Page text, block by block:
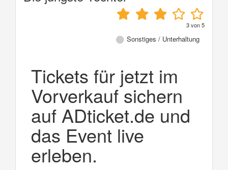
3von5
Sonstiges / Unterhaltung
Tickets für jetzt im
Vorverkauf sichern
auf ADticket.de und
das Event live
erleben.